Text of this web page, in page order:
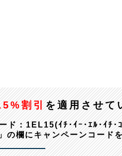
割引 を適用させて
ド：1EL15(ｲﾁ･ｲｰ･ｴﾙ･ｲﾁ･
の欄にキャンペーンコード